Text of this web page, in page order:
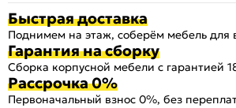
Быстрая доставка
Поднимем на этаж, соберём мебель для
Гарантия на сборку
Сборка корпусной мебели с гарантией
Рассрочка 0%
Первоначальный взнос 0%, без